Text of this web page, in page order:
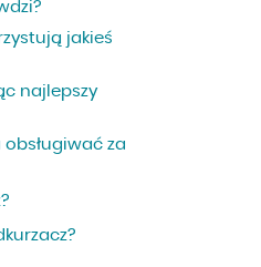
jakieś
najlepszy
za